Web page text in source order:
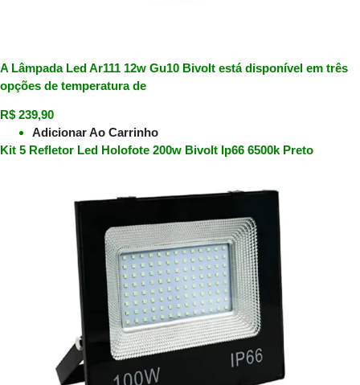
A Lâmpada Led Ar111 12w Gu10 Bivolt está disponível em três
opções de temperatura de
R$ 239,90
Adicionar Ao Carrinho
Kit 5 Refletor Led Holofote 200w Bivolt Ip66 6500k Preto